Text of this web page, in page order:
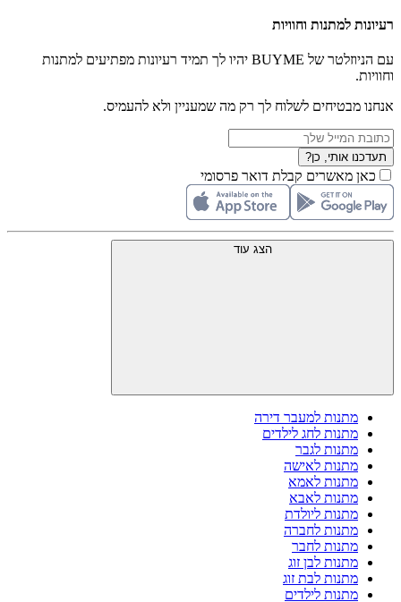
רעיונות למתנות וחוויות
עם הניוזלטר של BUYME יהיו לך תמיד רעיונות מפתיעים למתנות
וחוויות.
אנחנו מבטיחים לשלוח לך רק מה שמעניין ולא להעמיס.
תעדכנו אותי, כן?
כאן מאשרים קבלת דואר פרסומי
הצג עוד
מתנות למעבר דירה
מתנות לחג לילדים
מתנות לגבר
מתנות לאישה
מתנות לאמא
מתנות לאבא
מתנות ליולדת
מתנות לחברה
מתנות לחבר
מתנות לבן זוג
מתנות לבת זוג
מתנות לילדים